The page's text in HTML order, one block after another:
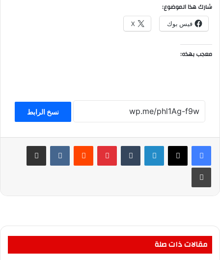
شارك هذا الموضوع:
فيس بوك X
معجب بهذه:
نسخ الرابط
لينكدإن بينتيريست مشاركة عبر البريد
طباعة
مقالات ذات صلة